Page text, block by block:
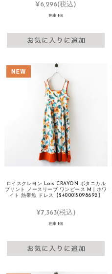
¥6,296(税込)
在庫 1個
ロイスクレヨン Lois CRAYON ボタニカル
プリント ノースリーブ ワンピース M｜ホワ
イト 熱帯魚 ドレス【2400015098692】
¥7,363(税込)
在庫 1個